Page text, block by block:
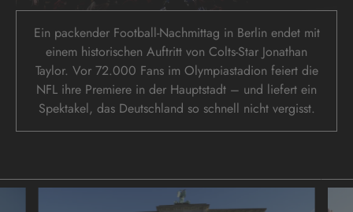
Ein packender Football-Nachmittag in Berlin endet mit
einem historischen Auftritt von Colts-Star Jonathan
Taylor. Vor 72.000 Fans im Olympiastadion feiert die
NFL ihre Premiere in der Hauptstadt – und liefert ein
Spektakel, das Deutschland so schnell nicht vergisst.